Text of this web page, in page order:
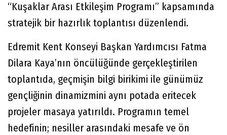
“Kuşaklar Arası Etkileşim Programı” kapsamında
stratejik bir hazırlık toplantısı düzenlendi.
Edremit Kent Konseyi Başkan Yardımcısı Fatma
Dilara Kaya’nın öncülüğünde gerçekleştirilen
toplantıda, geçmişin bilgi birikimi ile günümüz
gençliğinin dinamizmini aynı potada eritecek
projeler masaya yatırıldı. Programın temel
hedefinin; nesiller arasındaki mesafe ve ön